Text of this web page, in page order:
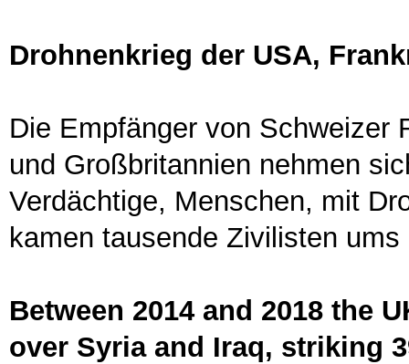
Drohnenkrieg der USA,
Die Empfänger von Schweizer
und Großbritannien nehmen
Verdächtige, Menschen, mit
kamen tausende Zivilisten ums
Between 2014 and 2018 the
over Syria and Iraq, striking